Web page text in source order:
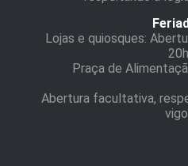
Lojas e quiosques:
20h
Praça de
Abertura facultativa,